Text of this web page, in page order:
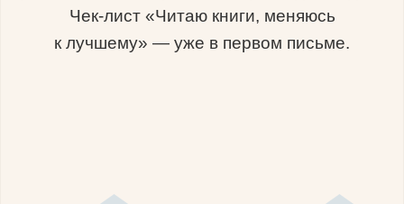
Чек-лист «Читаю книги, меняюсь
к лучшему» — уже в первом письме.